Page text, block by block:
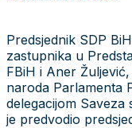
Predsjednik SDP
zastupnika u
FBiH i Aner
naroda Parlamenta
delegacijom Saveza
je predvodio